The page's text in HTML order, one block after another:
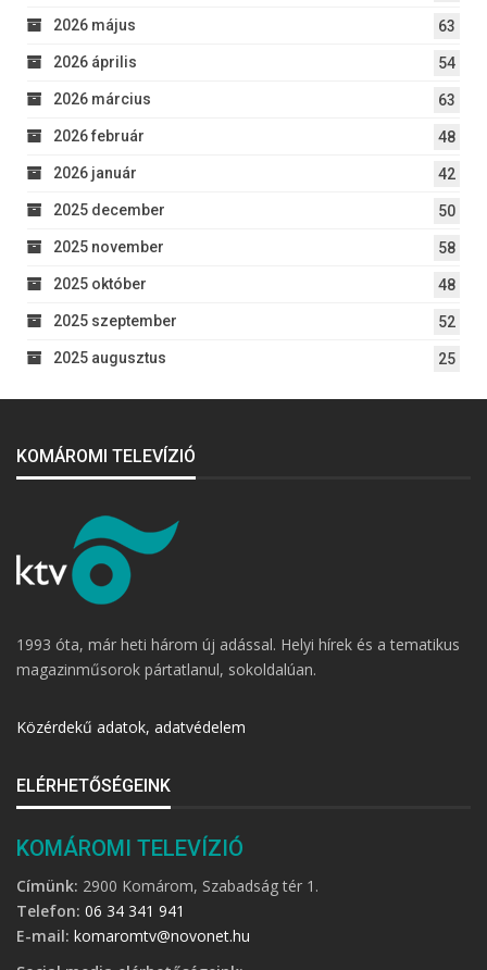
2026 május 63
2026 április 54
2026 március 63
2026 február 48
2026 január 42
2025 december 50
2025 november 58
2025 október 48
2025 szeptember 52
2025 augusztus 25
KOMÁROMI TELEVÍZIÓ
1993 óta, már heti három új adással. Helyi hírek és a tematikus
magazinműsorok pártatlanul, sokoldalúan.
Közérdekű adatok, adatvédelem
ELÉRHETŐSÉGEINK
KOMÁROMI TELEVÍZIÓ
Címünk: 2900 Komárom, Szabadság tér 1.
Telefon: 06 34 341 941
E-mail: komaromtv@novonet.hu